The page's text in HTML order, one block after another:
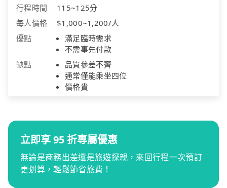
行程時間
115~125分
每人價格
$1,000~1,200/人
優點
滿足臨時需求
不需事先付款
缺點
品質參差不齊
通常僅能乘坐四位
價格貴
立即享 95 折專屬優惠
無論是商務出差還是旅遊探親，來回行程一次預訂
更划算，輕鬆節省旅費！